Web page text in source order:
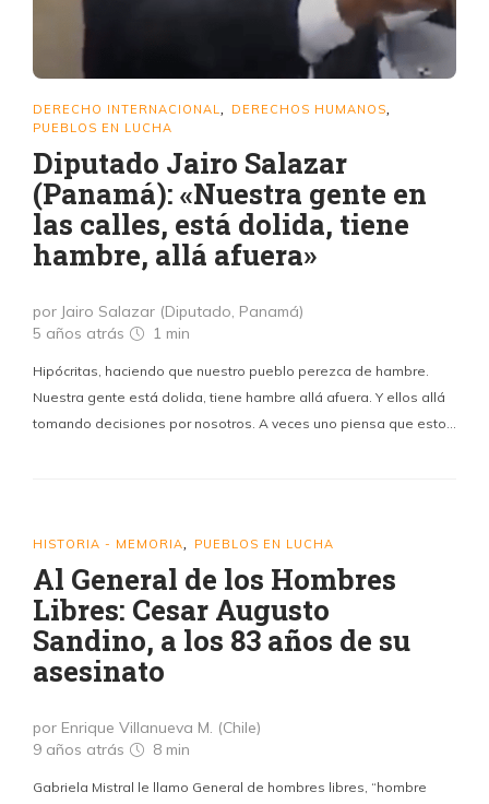
DERECHO INTERNACIONAL DERECHOS HUMANOS
PUEBLOS EN LUCHA
Diputado Jairo Salazar
(Panamá): «Nuestra gente en
las calles, está dolida, tiene
hambre, allá afuera»
por Jairo Salazar (Diputado, Panamá)
5 años atrás
1 min
Hipócritas, haciendo que nuestro pueblo perezca de hambre.
Nuestra gente está dolida, tiene hambre allá afuera. Y ellos allá
tomando decisiones por nosotros. A veces uno piensa que esto…
HISTORIA - MEMORIA PUEBLOS EN LUCHA
Al General de los Hombres
Libres: Cesar Augusto
Sandino, a los 83 años de su
asesinato
por Enrique Villanueva M. (Chile)
9 años atrás
8 min
Gabriela Mistral le llamo General de hombres libres, “hombre